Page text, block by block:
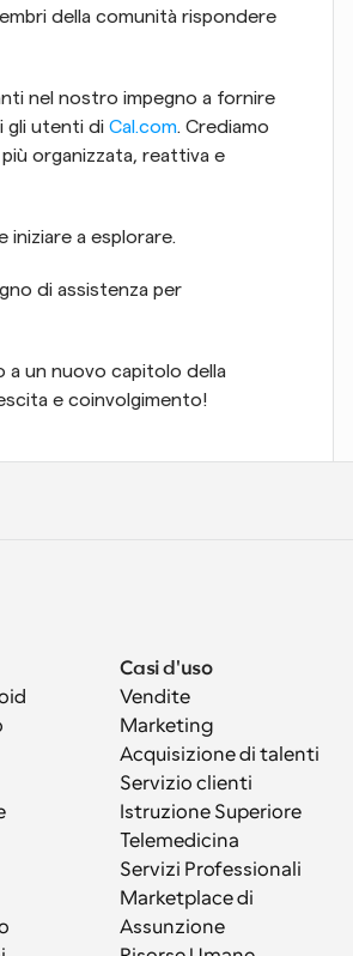
della comunità rispondere
nel nostro impegno a fornire
gli utenti di Cal.com. Crediamo
organizzata, reattiva e
iniziare a esplorare.
di assistenza per
un nuovo capitolo della
e coinvolgimento!
Casi d'uso
Vendite
Marketing
Acquisizione di talenti
Servizio clienti
Istruzione Superiore
Telemedicina
Servizi Professionali
Marketplace di
Assunzione